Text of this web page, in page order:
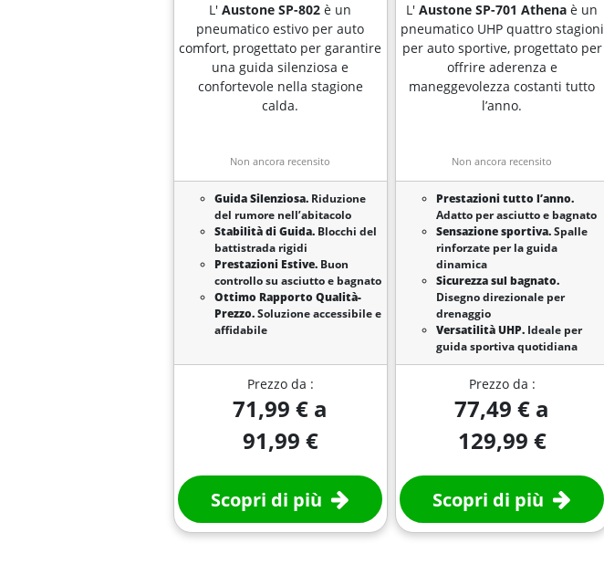
L'Austone SP-802 è un
pneumatico estivo per auto
comfort, progettato per garantire
una guida silenziosa e
confortevole nella stagione
calda.
Non ancora recensito
Guida Silenziosa. Riduzione
del rumore nell’abitacolo
Stabilità di Guida. Blocchi del
battistrada rigidi
Prestazioni Estive. Buon
controllo su asciutto e bagnato
Ottimo Rapporto Qualità-
Prezzo.Soluzione accessibile e
affidabile
Prezzo da :
71,99 € a
91,99 €
Scopri di più
L'Austone SP-701 Athena è un
pneumatico UHP quattro stagioni
per auto sportive, progettato per
offrire aderenza e
maneggevolezza costanti tutto
l’anno.
Non ancora recensito
Prestazioni tutto l’anno.
Adatto per asciutto e bagnato
Sensazione sportiva.Spalle
rinforzate per la guida
dinamica
Sicurezza sul bagnato.
Disegno direzionale per
drenaggio
Versatilità UHP. Ideale per
guida sportiva quotidiana
Prezzo da :
77,49 € a
129,99 €
Scopri di più